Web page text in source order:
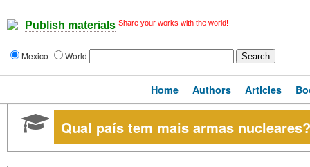
Publish materials Share your works with the world!
Mexico World
Home Authors Articles
Qual país tem mais armas nucleares?